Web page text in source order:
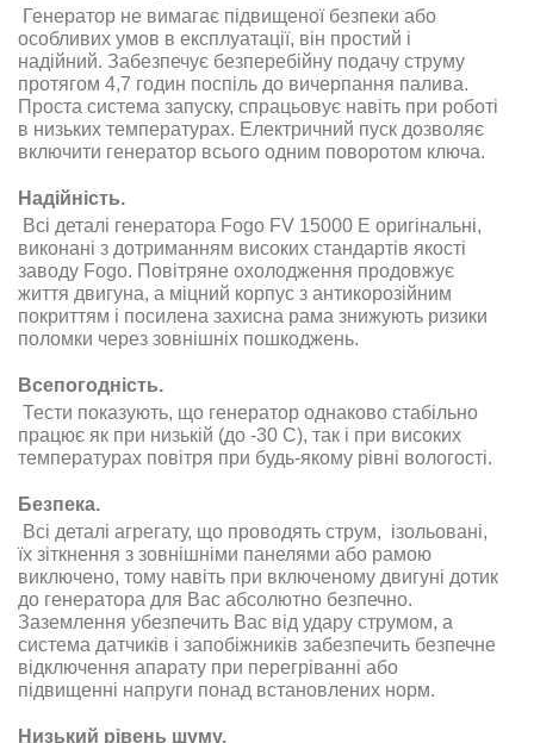
Генератор не вимагає підвищеної безпеки або
особливих умов в експлуатації, він простий і
надійний. Забезпечує безперебійну подачу струму
протягом 4,7 годин поспіль до вичерпання палива.
Проста система запуску, спрацьовує навіть при роботі
в низьких температурах. Електричний пуск дозволяє
включити генератор всього одним поворотом ключа.
Надійність.
Всі деталі генератора Fogo FV 15000 E оригінальні,
виконані з дотриманням високих стандартів якості
заводу Fogo. Повітряне охолодження продовжує
життя двигуна, а міцний корпус з антикорозійним
покриттям і посилена захисна рама знижують ризики
поломки через зовнішніх пошкоджень.
Всепогодність.
Тести показують, що генератор однаково стабільно
працює як при низькій (до -30 С), так і при високих
температурах повітря при будь-якому рівні вологості.
Безпека.
Всі деталі агрегату, що проводять струм, ізольовані,
їх зіткнення з зовнішніми панелями або рамою
виключено, тому навіть при включеному двигуні дотик
до генератора для Вас абсолютно безпечно.
Заземлення убезпечить Вас від удару струмом, а
система датчиків і запобіжників забезпечить безпечне
відключення апарату при перегріванні або
підвищенні напруги понад встановлених норм.
Низький рівень шуму.